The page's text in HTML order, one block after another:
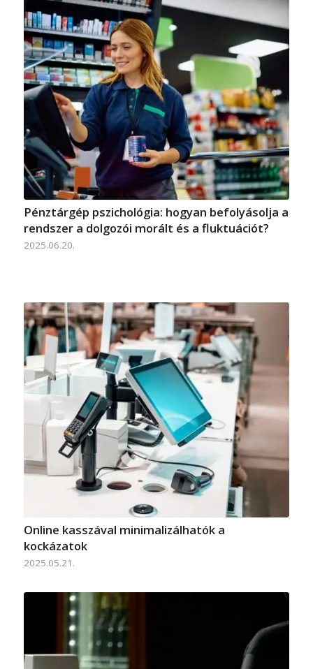
Pénztárgép pszichológia: hogyan befolyásolja a
rendszer a dolgozói morált és a fluktuációt?
2025.06.20.
Online kasszával minimalizálhatók a
kockázatok
2025.05.21.